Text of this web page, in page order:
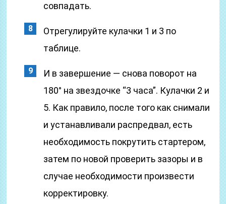
совпадать.
Отрегулируйте кулачки 1 и 3 по
таблице.
И в завершение — снова поворот на
180° на звездочке “3 часа”. Кулачки 2 и
5. Как правило, после того как снимали
и устанавливали распредвал, есть
необходимость покрутить стартером,
затем по новой проверить зазоры и в
случае необходимости произвести
корректировку.